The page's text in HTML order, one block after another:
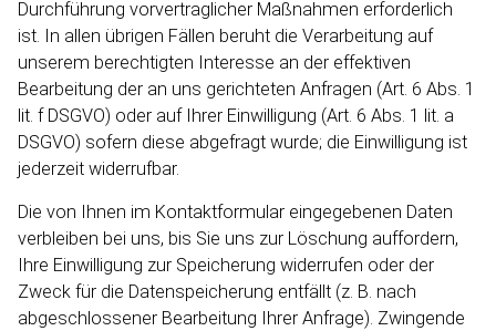
Durchführung vorver­trag­licher Maßnahmen erforderlich
ist. In allen übrigen Fällen beruht die Verarbeitung auf
unserem berech­tigten Interesse an der effektiven
Bearbeitung der an uns gerichteten Anfragen (Art. 6 Abs. 1
lit. f DSGVO) oder auf Ihrer Einwil­ligung (Art. 6 Abs. 1 lit. a
DSGVO) sofern diese abgefragt wurde; die Einwil­ligung ist
jederzeit widerrufbar.
Die von Ihnen im Kontakt­formular eingegebenen Daten
verbleiben bei uns, bis Sie uns zur Löschung auffordern,
Ihre Einwil­ligung zur Speicherung widerrufen oder der
Zweck für die Datenspei­cherung entfällt (z. B. nach
abgeschlossener Bearbeitung Ihrer Anfrage). Zwingende